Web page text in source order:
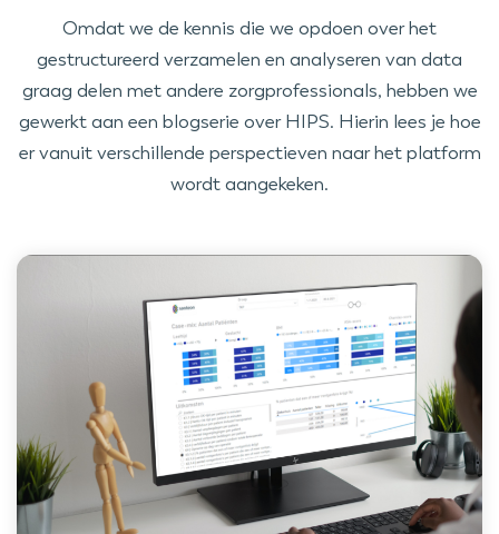
Omdat we de kennis die we opdoen over het
gestructureerd verzamelen en analyseren van data
graag delen met andere zorgprofessionals, hebben we
gewerkt aan een blogserie over HIPS. Hierin lees je hoe
er vanuit verschillende perspectieven naar het platform
wordt aangekeken.